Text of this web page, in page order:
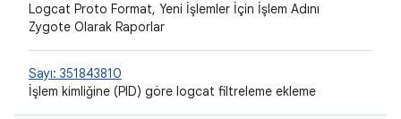
Logcat Proto Format, Yeni İşlemler İçin İşlem Adını
Zygote Olarak Raporlar
Sayı: 351843810
İşlem kimliğine (PID) göre logcat filtreleme ekleme